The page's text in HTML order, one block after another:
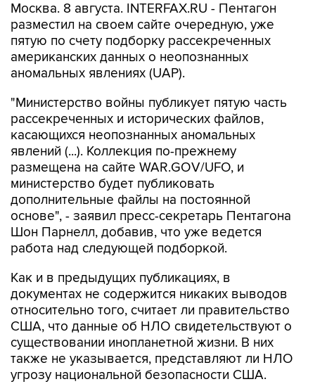
Москва. 8 августа. INTERFAX.RU - Пентагон
разместил на своем сайте очередную, уже
пятую по счету подборку рассекреченных
американских данных о неопознанных
аномальных явлениях (UAP).
"Министерство войны публикует пятую часть
рассекреченных и исторических файлов,
касающихся неопознанных аномальных
явлений (...). Коллекция по-прежнему
размещена на сайте WAR.GOV/UFO, и
министерство будет публиковать
дополнительные файлы на постоянной
основе", - заявил пресс-секретарь Пентагона
Шон Парнелл, добавив, что уже ведется
работа над следующей подборкой.
Как и в предыдущих публикациях, в
документах не содержится никаких выводов
относительно того, считает ли правительство
США, что данные об НЛО свидетельствуют о
существовании инопланетной жизни. В них
также не указывается, представляют ли НЛО
угрозу национальной безопасности США.